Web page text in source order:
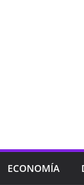
ECONOMÍA